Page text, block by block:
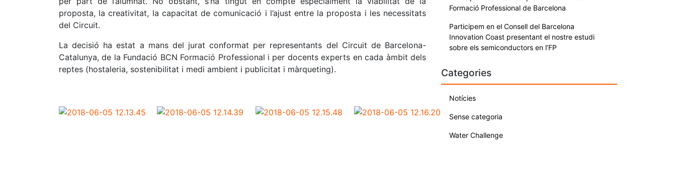
proposta, la creativitat, la capacitat de comunicació i l’ajust entre la proposta i les necessitats
del Circuit.
La decisió ha estat a mans del jurat conformat per representants del Circuit de Barcelona-
Catalunya, de la Fundació BCN Formació Professional i per docents experts en cada àmbit dels
reptes (hostaleria, sostenibilitat i medi ambient i publicitat i màrqueting).
Formació Professional de Barcelona
Participem en el Consell del Barcelona
Innovation Coast presentant el nostre estudi
sobre els semiconductors en l’FP
Categories
Notícies
Sense categoria
Water Challenge